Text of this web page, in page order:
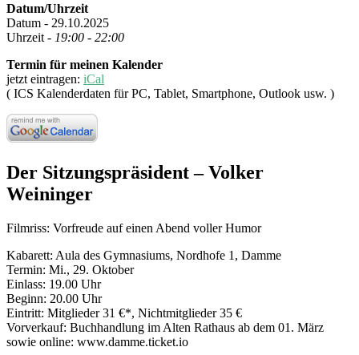
Datum/Uhrzeit
Datum - 29.10.2025
Uhrzeit - 19:00 - 22:00
Termin für meinen Kalender
jetzt eintragen: iCal
( ICS Kalenderdaten für PC, Tablet, Smartphone, Outlook usw. )
Der Sitzungspräsident – Volker
Weininger
Filmriss: Vorfreude auf einen Abend voller Humor
Kabarett: Aula des Gymnasiums, Nordhofe 1, Damme
Termin: Mi., 29. Oktober
Einlass: 19.00 Uhr
Beginn: 20.00 Uhr
Eintritt: Mitglieder 31 €*, Nichtmitglieder 35 €
Vorverkauf: Buchhandlung im Alten Rathaus ab dem 01. März
sowie online: www.damme.ticket.io